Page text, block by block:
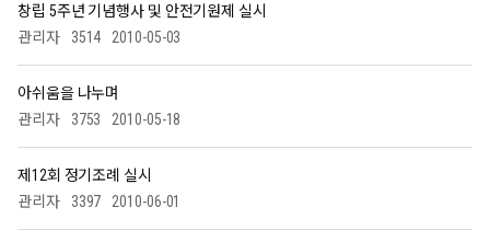
창립 5주년 기념행사 및 안전기원제 실시
관리자
3514 2010-05-03
아쉬움을 나누며
관리자
3753 2010-05-18
제12회 정기조례 실시
관리자
3397 2010-06-01